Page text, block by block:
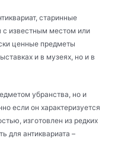
старинные
с известным местом или
ценные предметы
и в музеях, но и в
убранства, но и
если он характеризуется
изготовлен из редких
для антиквариата –